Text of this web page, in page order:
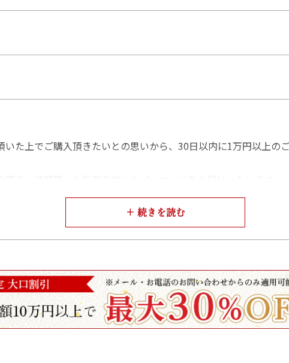
た上でご購入頂きたいとの思いから、30日以内に1万円以上の
素材等を手に取ってご確認いただけます。